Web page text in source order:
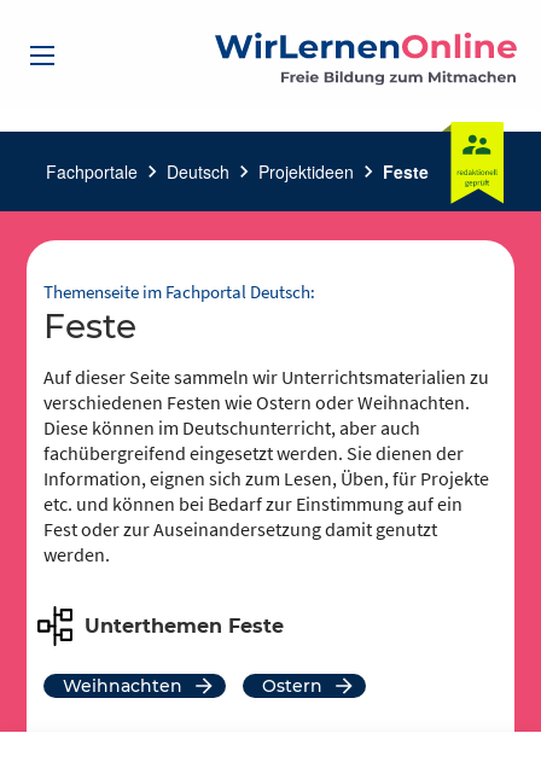
Fachportale chevron_right Deutsch chevron_right Projektideen chevron_right Feste
Themenseite im Fachportal Deutsch:
Feste
Auf dieser Seite sammeln wir Unterrichtsmaterialien zu
verschiedenen Festen wie Ostern oder Weihnachten.
Diese können im Deutschunterricht, aber auch
fachübergreifend eingesetzt werden. Sie dienen der
Information, eignen sich zum Lesen, Üben, für Projekte
etc. und können bei Bedarf zur Einstimmung auf ein
Fest oder zur Auseinandersetzung damit genutzt
werden.
Unterthemen Feste
Weihnachten Ostern